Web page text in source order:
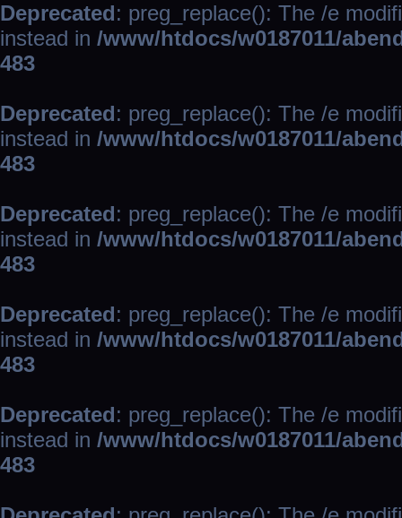
Deprecated: preg_replace(): The /e
instead in /www/htdocs/w0187011/
483
Deprecated: preg_replace(): The /e
instead in /www/htdocs/w0187011/
483
Deprecated: preg_replace(): The /e
instead in /www/htdocs/w0187011/
483
Deprecated: preg_replace(): The /e
instead in /www/htdocs/w0187011/
483
Deprecated: preg_replace(): The /e
instead in /www/htdocs/w0187011/
483